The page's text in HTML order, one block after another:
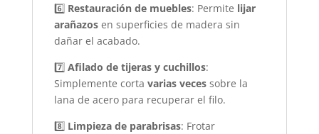
6️⃣ Restauración de muebles: Permite lijar
arañazosen superficies de madera sin
dañar el acabado.
7️⃣ Afilado de tijeras y cuchillos:
Simplemente corta varias vecessobre la
lana de acero para recuperar el filo.
8️⃣ Limpieza de parabrisas: Frotar